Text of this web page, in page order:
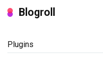
Blogroll
Plugins